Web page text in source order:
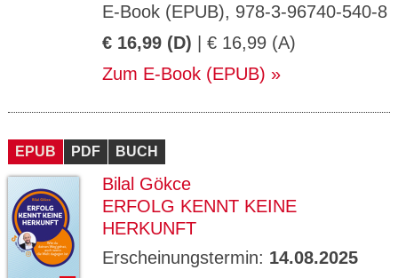
E-Book (EPUB), 978-3-96740-540-8
€ 16,99 (D) | € 16,99 (A)
Zum E-Book (EPUB)
EPUB PDF BUCH
Bilal Gökce
ERFOLG KENNT KEINE
HERKUNFT
Erscheinungstermin: 14.08.2025